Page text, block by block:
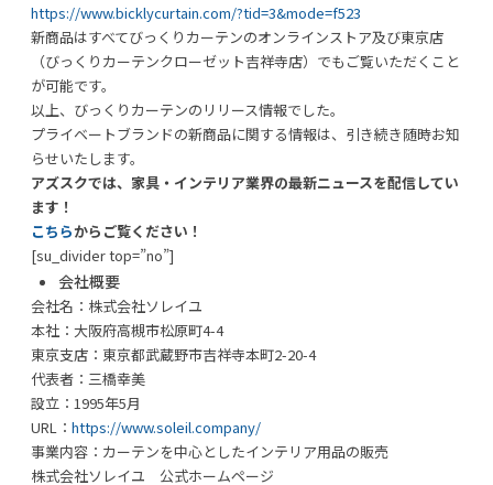
https://www.bicklycurtain.com/?tid=3&mode=f523
新商品はすべてびっくりカーテンのオンラインストア及び東京店
（びっくりカーテンクローゼット吉祥寺店）でもご覧いただくこと
が可能です。
以上、びっくりカーテンのリリース情報でした。
プライベートブランドの新商品に関する情報は、引き続き随時お知
らせいたします。
アズスクでは、家具・インテリア業界の最新ニュースを配信してい
ます！
こちらからご覧ください！
[su_divider top=”no”]
会社概要
会社名：株式会社ソレイユ
本社：大阪府高槻市松原町4-4
東京支店：東京都武蔵野市吉祥寺本町2-20-4
代表者：三橋幸美
設立：1995年5月
URL： https://www.soleil.company/
事業内容：カーテンを中心としたインテリア用品の販売
株式会社ソレイユ 公式ホームページ